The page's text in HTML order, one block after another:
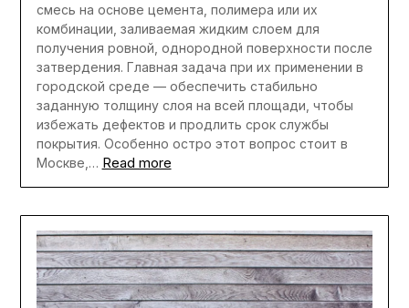
смесь на основе цемента, полимера или их
комбинации, заливаемая жидким слоем для
получения ровной, однородной поверхности после
затвердения. Главная задача при их применении в
городской среде — обеспечить стабильно
заданную толщину слоя на всей площади, чтобы
избежать дефектов и продлить срок службы
покрытия. Особенно остро этот вопрос стоит в
Москве,… Read more